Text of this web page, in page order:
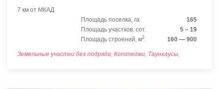
7 км от МКАД
Площадь поселка, га
165
Площадь участков, сот.
5 – 19
Площадь строений, м2. 160 — 900
Земельные участки без подряда, Коттеджи, Таунхаусы,